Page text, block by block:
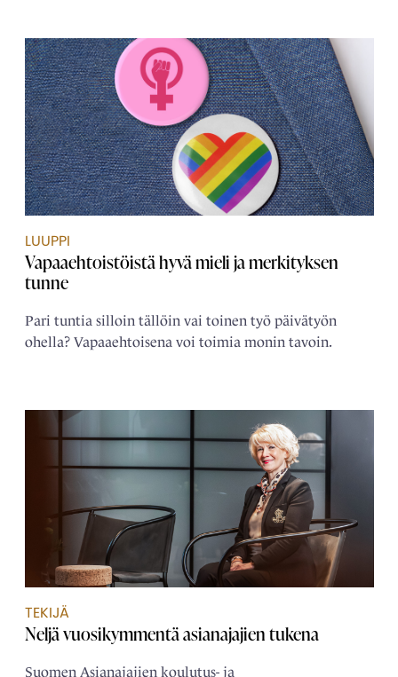
LUUPPI
Vapaaehtoistöistä hyvä mieli ja merkityksen
tunne
Pari tuntia silloin tällöin vai toinen työ päivätyön
ohella? Vapaaehtoisena voi toimia monin tavoin.
TEKIJÄ
Neljä ­vuosikymmentä ­asianajajien tukena
Suomen Asianajajien koulutus- ja